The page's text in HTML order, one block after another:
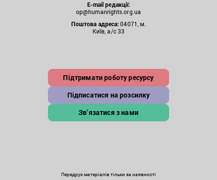
E-mail редакції:
op@humanrights.org.ua
Поштова адреса:04071, м.
Київ, а/с 33
Підтримати роботу ресурсу
Підписатися на розсилку
Зв’язатися з нами
Передрук матеріалів тільки за наявності